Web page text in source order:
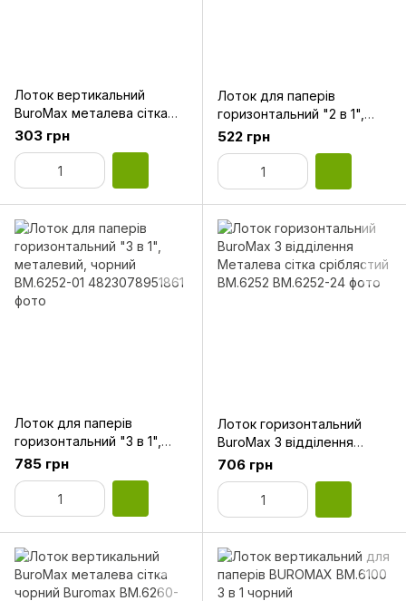
Лоток вертикальний
BuroMax металева сітка
срібло BM.6260-24
303 грн
Лоток для паперів
горизонтальний "2 в 1",
металевий, сріблястий
BM.6250-24
522 грн
Лоток для паперів
горизонтальний "3 в 1",
металевий, чорний
BM.6252-01
785 грн
Лоток горизонтальний
BuroMax 3 відділення
Металева сітка сріблястий
ВМ.6252
706 грн